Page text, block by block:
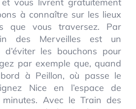
à connaître sur les lieux
que vous traversez. Par
des Merveilles est un
d’éviter les bouchons pour
par exemple que, quand
à Peillon, où passe le
Nice en l’espace de
Avec le Train des